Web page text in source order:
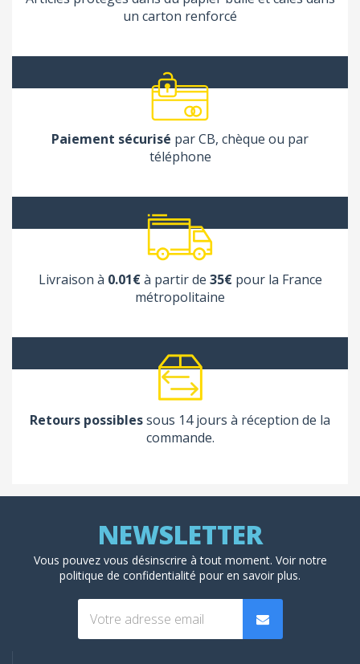
un carton renforcé
Paiement sécurisé par CB, chèque ou par
téléphone
Livraison à 0.01€à partir de 35€pour la France
métropolitaine
Retours possiblessous 14 jours à réception de la
commande.
Vous pouvez vous désinscrire à tout moment. Voir notre
politique de confidentialité pour en savoir plus.